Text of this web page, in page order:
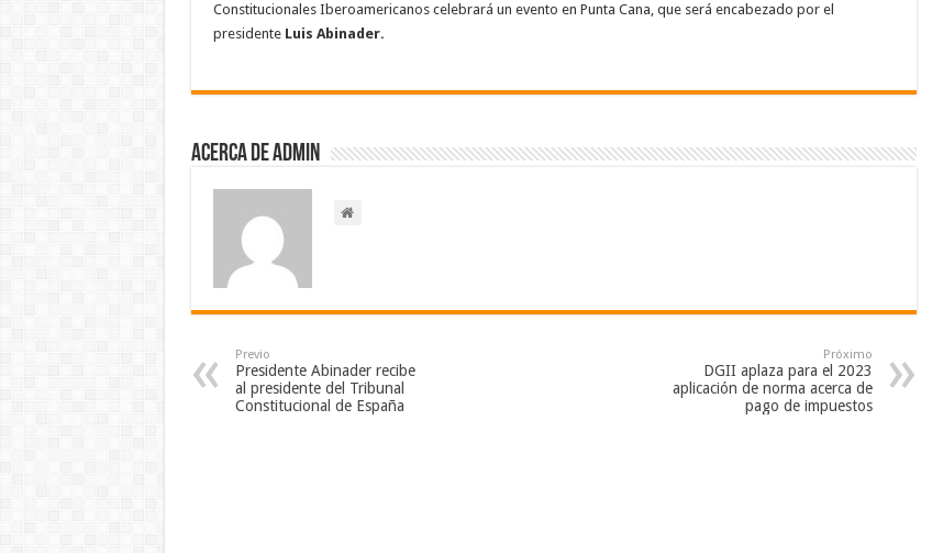
Constitucionales Iberoamericanos celebrará un evento en Punta Cana, que será encabezado por el
presidente Luis Abinader.
Acerca de admin
Previo
Presidente Abinader recibe
al presidente del Tribunal
Constitucional de España
Próximo
DGII aplaza para el 2023
aplicación de norma acerca de
pago de impuestos